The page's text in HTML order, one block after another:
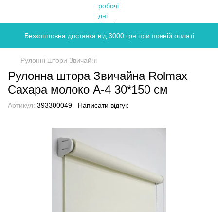
Безкоштовна доставка від 3000 грн при повній оплаті
Рулонні штори Звичайні
Рулонна штора Звичайна Rolmax
Сахара молоко А-4 30*150 см
Артикул: 393300049 Написати відгук